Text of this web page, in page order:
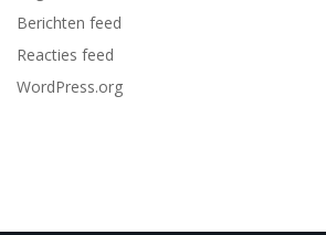
Berichten feed
Reacties feed
WordPress.org